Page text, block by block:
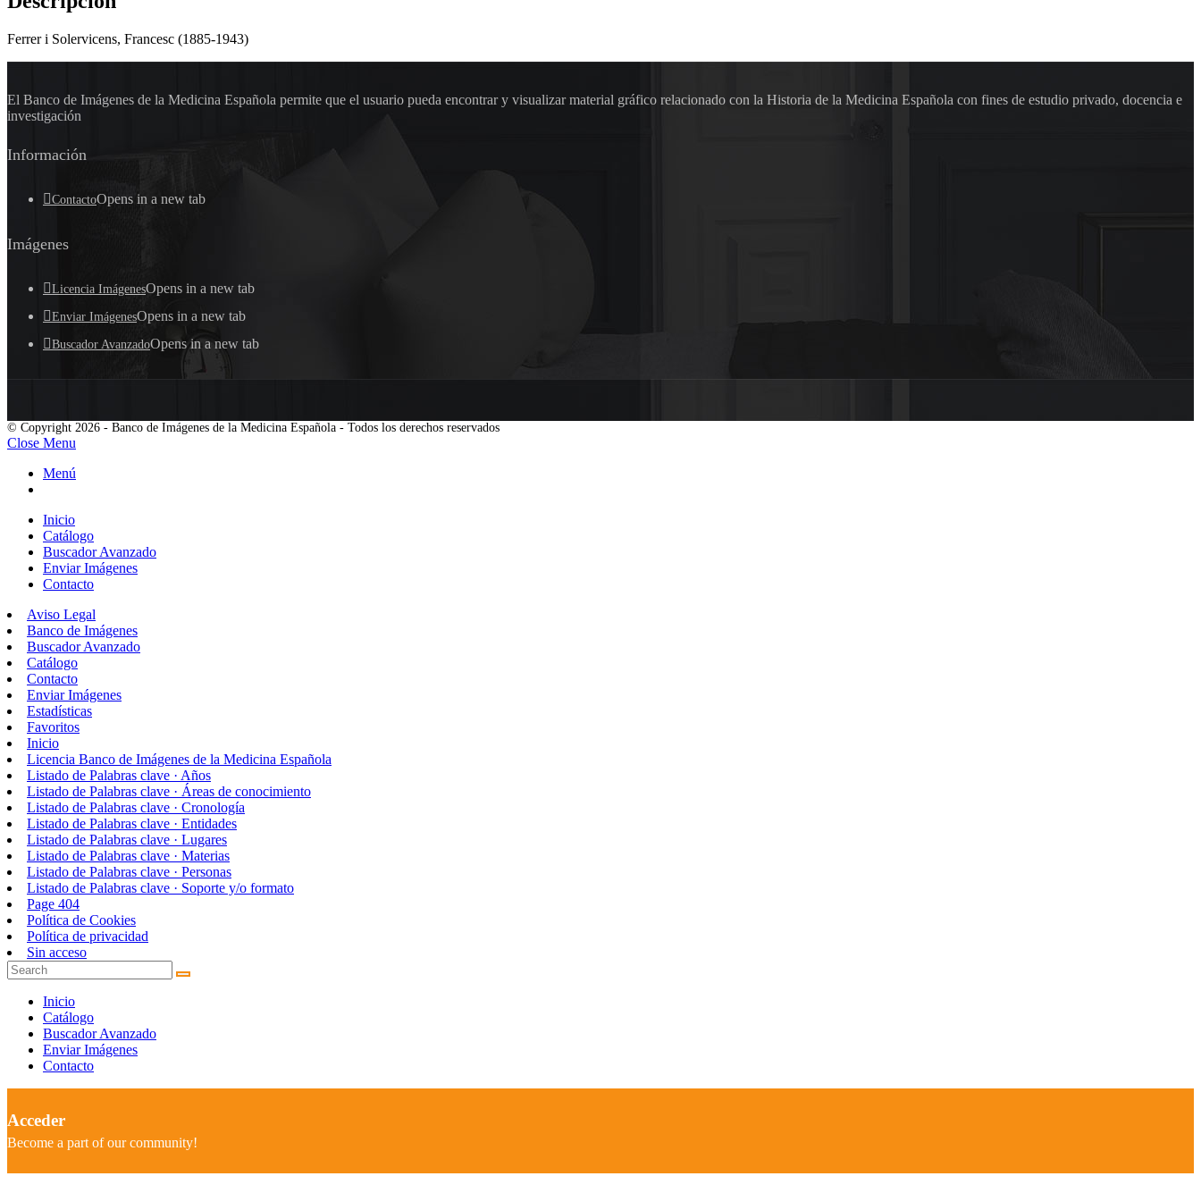
Ferrer i Solervicens, Francesc (1885-1943)
El Banco de Imágenes de la Medicina Española permite que el usuario pueda encontrar y visualizar material gráfico relacionado con la Historia de la Medicina Española con fines de estudio privado, docencia e
investigación
Información
ContactoOpens in a new tab
Imágenes
Licencia ImágenesOpens in a new tab
Enviar ImágenesOpens in a new tab
Buscador AvanzadoOpens in a new tab
© Copyright 2026 - Banco de Imágenes de la Medicina Española - Todos los derechos reservados
Close Menu
Menú
Inicio
Catálogo
Buscador Avanzado
Enviar Imágenes
Contacto
Aviso Legal
Banco de Imágenes
Buscador Avanzado
Catálogo
Contacto
Enviar Imágenes
Estadísticas
Favoritos
Inicio
Licencia Banco de Imágenes de la Medicina Española
Listado de Palabras clave · Años
Listado de Palabras clave · Áreas de conocimiento
Listado de Palabras clave · Cronología
Listado de Palabras clave · Entidades
Listado de Palabras clave · Lugares
Listado de Palabras clave · Materias
Listado de Palabras clave · Personas
Listado de Palabras clave · Soporte y/o formato
Page 404
Política de Cookies
Política de privacidad
Sin acceso
Inicio
Catálogo
Buscador Avanzado
Enviar Imágenes
Contacto
Acceder
Become a part of our community!